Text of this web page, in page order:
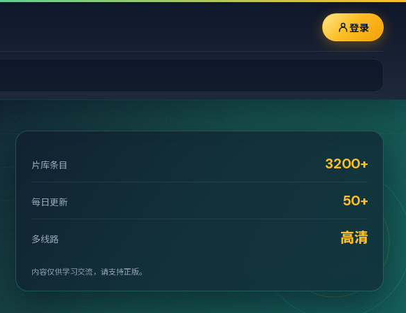
登录
片库条目 3200+
每日更新 50+
多线路 高清
内容仅供学习交流，请支持正版。